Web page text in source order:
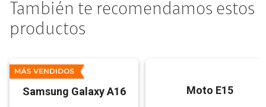
También te recomendamos estos
productos
Samsung Galaxy A16 Moto E15